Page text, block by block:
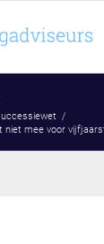
/
niet mee voor